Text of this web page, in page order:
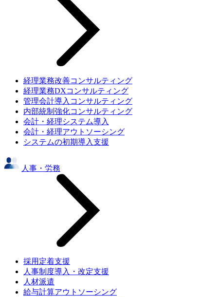
経理業務改善コンサルティング
経理業務DXコンサルティング
管理会計導入コンサルティング
内部統制強化コンサルティング
会計・経理システム導入
会計・経理アウトソーシング
システムの初期導入支援
人事・労務
採用定着支援
人事制度導入・改定支援
人材派遣
給与計算アウトソーシング